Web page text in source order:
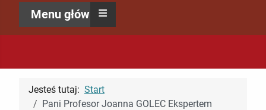
Menu główne ⇒
≡
Jesteś tutaj: Start
Pani Profesor Joanna GOLEC Ekspertem